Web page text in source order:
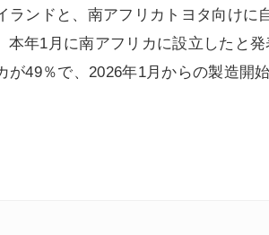
ンドと、南アフリカトヨタ向けに
年1月に南アフリカに設立したと発
49％で、2026年1月からの製造開